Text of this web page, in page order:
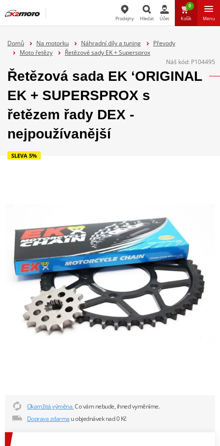
Prodejny Hledat Účet
0
Košík Menu
Domů Na motorku Náhradní díly a tuning
Převody
Moto řetězy
Řetězové sady EK + Supersprox
Náš kód: P104495
Řetězová sada EK ‘ORIGINAL
EK + SUPERSPROX s
řetězem řady DEX -
nejpoužívanější
SLEVA 5%
Okamžitá výměna.Co vám nebude, ihned vyměníme.
Doprava zdarma u objednávek nad 0 Kč